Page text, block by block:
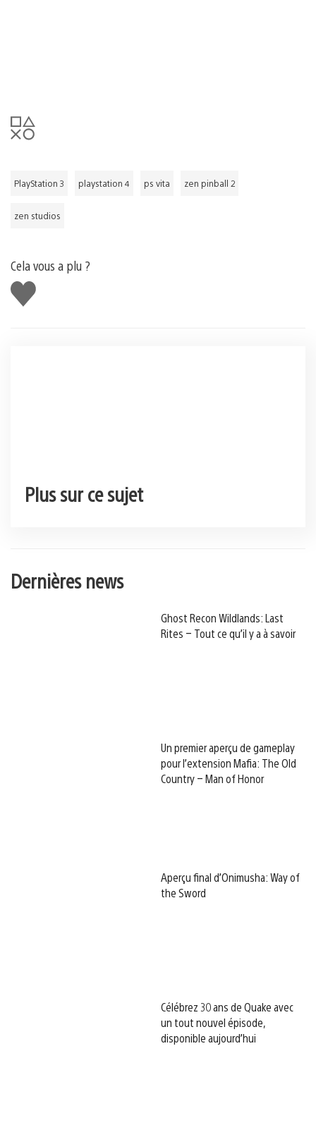
PlayStation 3 playstation 4 ps vita zen pinball 2
zen studios
Cela vous a plu ?
J'aime
Plus sur ce sujet
Dernières news
Ghost Recon Wildlands: Last
Rites – Tout ce qu’il y a à savoir
Un premier aperçu de gameplay
pour l’extension Mafia: The Old
Country – Man of Honor
Aperçu final d’Onimusha: Way of
the Sword
Célébrez 30 ans de Quake avec
un tout nouvel épisode,
disponible aujourd’hui